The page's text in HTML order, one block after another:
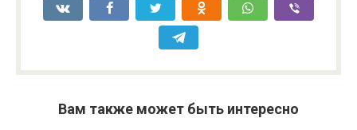
Вам также может быть интересно